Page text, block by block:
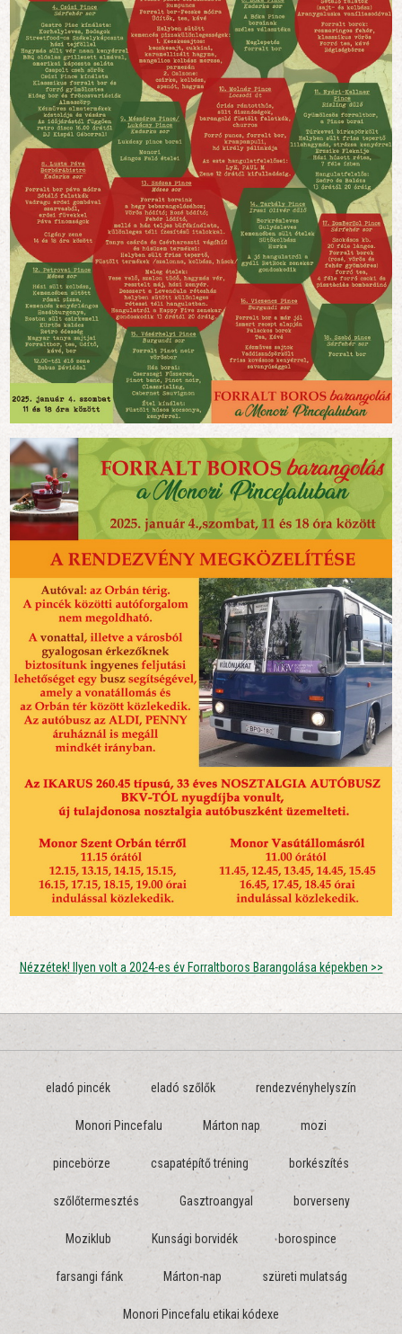
Nézzétek! Ilyen volt a 2024-es év Forraltboros Barangolása képekben >>
eladó pincék eladó szőlők rendezvényhelyszín
Monori Pincefalu Márton nap mozi
pincebörze csapatépítő tréning borkészítés
szőlőtermesztés Gasztroangyal borverseny
Moziklub Kunsági borvidék borospince
farsangi fánk Márton-nap szüreti mulatság
Monori Pincefalu etikai kódexe